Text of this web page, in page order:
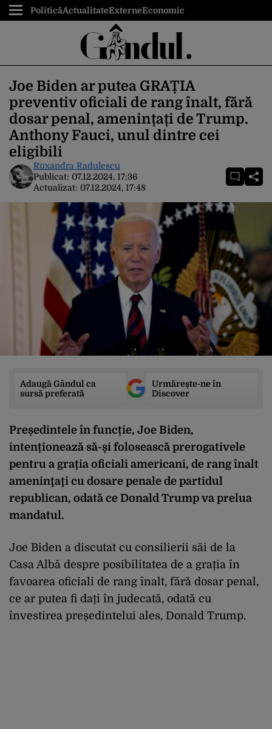
PoliticăActualitateExterneEconomic
Joe Biden ar putea GRAȚIA
preventiv oficiali de rang înalt, fără
dosar penal, amenințați de Trump.
Anthony Fauci, unul dintre cei
eligibili
Ruxandra Radulescu
Publicat: 07.12.2024, 17:36
Actualizat: 07.12.2024, 17:48
Adaugă Gândul ca
sursă preferată
Urmărește-ne în
Discover
Președintele în funcție, Joe Biden,
intenționează să-și folosească prerogativele
pentru a grația oficiali americani, de rang înalt
ameninţaţi cu dosare penale de partidul
republican, odată ce Donald Trump va prelua
mandatul.
Joe Biden a discutat cu consilierii săi de la
Casa Albă despre posibilitatea de a grația în
favoarea oficiali de rang înalt, fără dosar penal,
ce ar putea fi dați în judecată, odată cu
învestirea președintelui ales, Donald Trump.